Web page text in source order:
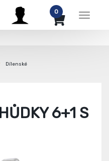
Menu
0
Dílenské
6+1 S